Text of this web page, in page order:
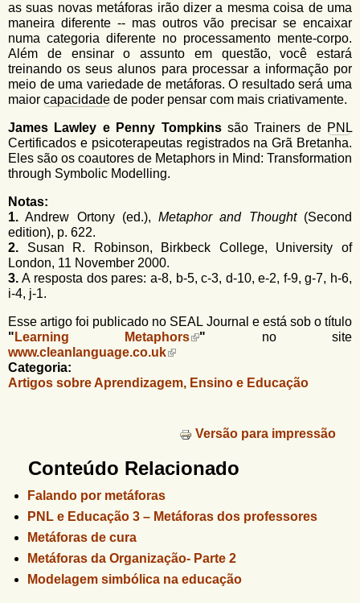
as suas novas metáforas irão dizer a mesma coisa de uma
maneira diferente -- mas outros vão precisar se encaixar
numa categoria diferente no processamento mente-corpo.
Além de ensinar o assunto em questão, você estará
treinando os seus alunos para processar a informação por
meio de uma variedade de metáforas. O resultado será uma
maior capacidade de poder pensar com mais criativamente.
James Lawley e Penny Tompkinssão Trainers de PNL
Certificados e psicoterapeutas registrados na Grã Bretanha.
Eles são os coautores de Metaphors in Mind: Transformation
through Symbolic Modelling.
Notas:
1. Andrew Ortony (ed.),Metaphor and Thought (Second
edition), p. 622.
2. Susan R. Robinson, Birkbeck College, University of
London, 11 November 2000.
3. A resposta dos pares: a-8, b-5, c-3, d-10, e-2, f-9, g-7, h-6,
i-4, j-1.
Esse artigo foi publicado no SEAL Journal e está sob o título
" Learning Metaphors " no site
www.cleanlanguage.co.uk
Categoria:
Artigos sobre Aprendizagem, Ensino e Educação
Versão para impressão
Conteúdo Relacionado
Falando por metáforas
PNL e Educação 3 – Metáforas dos professores
Metáforas de cura
Metáforas da Organização- Parte 2
Modelagem simbólica na educação